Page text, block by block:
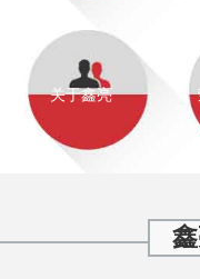
关于鑫亮